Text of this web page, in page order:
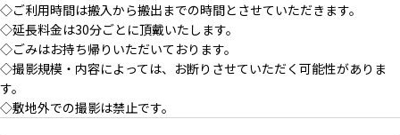
テーブルと鏡で簡易メイク台を
ご用意可能
◇ご利用時間は搬入から搬出までの時間とさせていただきます。
◇延長料金は30分ごとに頂戴いたします。
◇ごみはお持ち帰りいただいております。
◇撮影規模・内容によっては、お断りさせていただく可能性がありま
す。
◇敷地外での撮影は禁止です。